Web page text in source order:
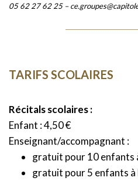
05 62 27 62 25 –
TARIFS SCOLAIRES
Récitals scolaires :
Enfant : 4,50 €
Enseignant/accompagnant :
gratuit pour 10 enfants
gratuit pour 5 enfants à